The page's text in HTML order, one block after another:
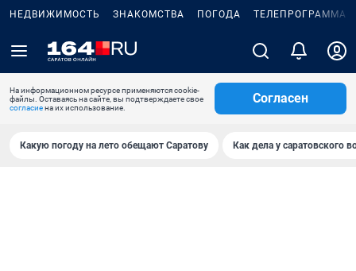
НЕДВИЖИМОСТЬ ЗНАКОМСТВА ПОГОДА ТЕЛЕПРОГРАММА
На информационном ресурсе применяются cookie-
файлы. Оставаясь на сайте, вы подтверждаете свое
согласиена их использование.
Согласен
Какую погоду на лето обещают Саратову Как дела у саратовского